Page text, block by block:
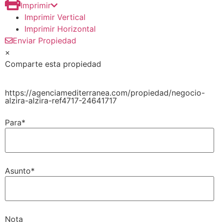
Imprimir
Imprimir Vertical
Imprimir Horizontal
Enviar Propiedad
×
Comparte esta propiedad
https://agenciamediterranea.com/propiedad/negocio-
alzira-alzira-ref4717-24641717
Para*
Asunto*
Nota